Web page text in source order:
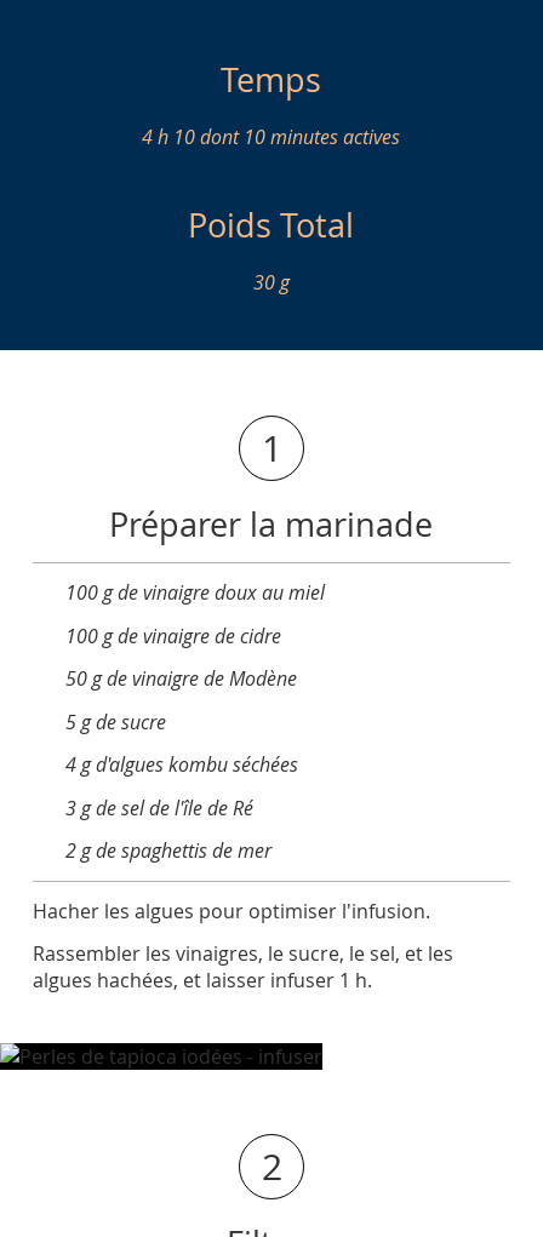
Temps
4 h 10 dont 10 minutes actives
Poids Total
30 g
1
Préparer la marinade
100 g de vinaigre doux au miel
100 g de vinaigre de cidre
50 g de vinaigre de Modène
5 g de sucre
4 g d'algues kombu séchées
3 g de sel de l'île de Ré
2 g de spaghettis de mer
Hacher les algues pour optimiser l'infusion.
Rassembler les vinaigres, le sucre, le sel, et les
algues hachées, et laisser infuser 1 h.
2